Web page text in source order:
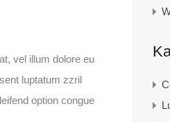
vel illum dolore eu
luptatum zzril
option congue